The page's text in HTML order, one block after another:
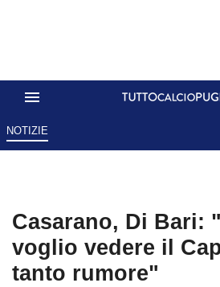
NOTIZIE
Casarano, Di Bari:
voglio vedere il
tanto rumore"